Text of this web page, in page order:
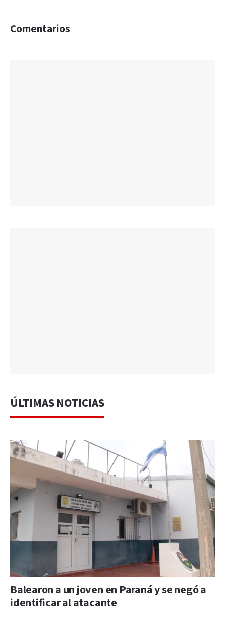
Comentarios
ÚLTIMAS NOTICIAS
Balearon a un joven en Paraná y se negó a
identificar al atacante